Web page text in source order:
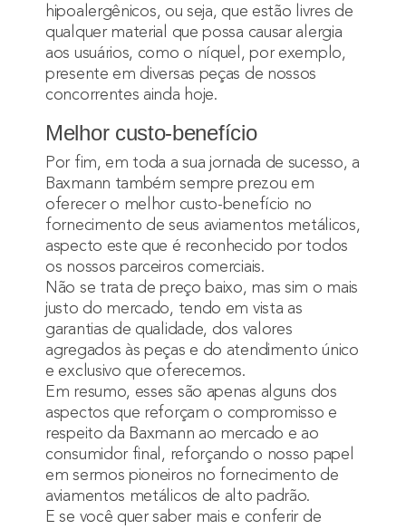
hipoalergênicos, ou seja, que estão livres de
qualquer material que possa causar alergia
aos usuários, como o níquel, por exemplo,
presente em diversas peças de nossos
concorrentes ainda hoje.
Melhor custo-benefício
Por fim, em toda a sua jornada de sucesso, a
Baxmann também sempre prezou em
oferecer o melhor custo-benefício no
fornecimento de seus aviamentos metálicos,
aspecto este que é reconhecido por todos
os nossos parceiros comerciais.
Não se trata de preço baixo, mas sim o mais
justo do mercado, tendo em vista as
garantias de qualidade, dos valores
agregados às peças e do atendimento único
e exclusivo que oferecemos.
Em resumo, esses são apenas alguns dos
aspectos que reforçam o compromisso e
respeito da Baxmann ao mercado e ao
consumidor final, reforçando o nosso papel
em sermos pioneiros no fornecimento de
aviamentos metálicos de alto padrão.
E se você quer saber mais e conferir de